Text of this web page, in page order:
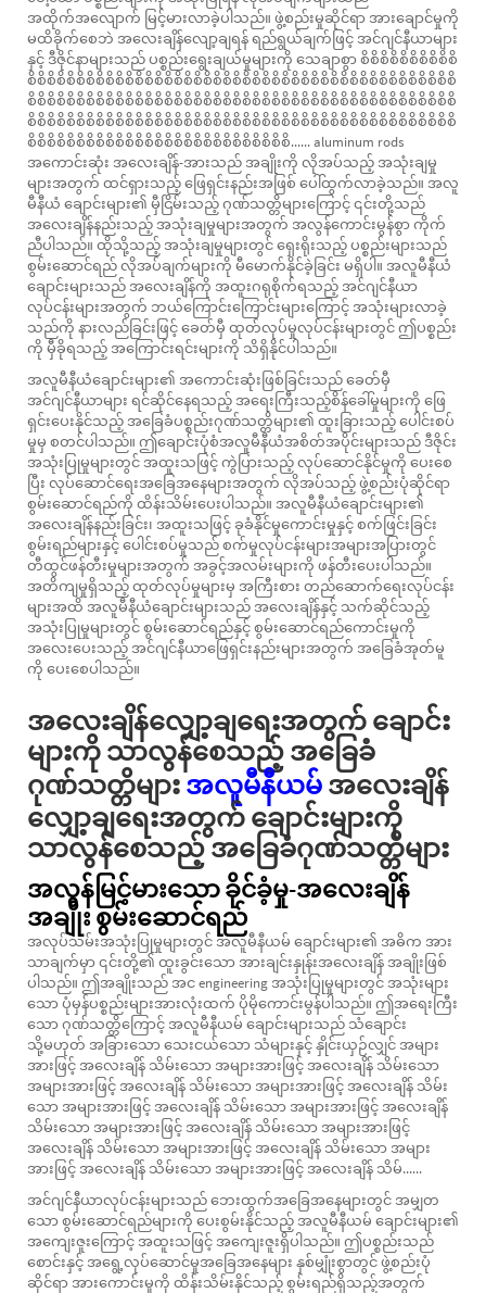
အထိုက်အလျောက် မြင့်မားလာခဲ့ပါသည်။ ဖွဲ့စည်းမှုဆိုင်ရာ အားချောင်မှုကို
မထိခိုက်စေဘဲ အလေးချိန်လျော့ချရန် ရည်ရွယ်ချက်ဖြင့် အင်ဂျင်နီယာများ
နှင့် ဒီဇိုင်နာများသည် ပစ္စည်းရွေးချယ်မှုများကို သေချာစွာ စိစိစိစိစိစိစိစိစိစိ
စိစိစိစိစိစိစိစိစိစိစိစိစိစိစိစိစိစိစိစိစိစိစိစိစိစိစိစိစိစိစိစိစိစိစိစိစိစိစိစိစိစိစိစိ
စိစိစိစိစိစိစိစိစိစိစိစိစိစိစိစိစိစိစိစိစိစိစိစိစိစိစိစိစိစိစိစိစိစိစိစိစိစိစိစိစိစိစိစိ
စိစိစိစိစိစိစိစိစိစိစိစိစိစိစိစိစိစိစိစိစိစိစိစိစိစိစိစိစိစိစိစိစိစိစိစိစိစိစိစိစိစိစိစိ
စိစိစိစိစိစိစိစိစိစိစိစိစိစိစိစိစိစိစိစိစိစိစိစိစိစိစိ......aluminum rods
အကောင်းဆုံး အလေးချိန်-အားသည် အချိုးကို လိုအပ်သည့် အသုံးချမှု
များအတွက် ထင်ရှားသည့် ဖြေရှင်းနည်းအဖြစ် ပေါ်ထွက်လာခဲ့သည်။ အလူ
မီနီယံ ချောင်းများ၏ မှီငြိမ်းသည့် ဂုဏ်သတ္တိများကြောင့် ၎င်းတို့သည်
အလေးချိန်နည်းသည့် အသုံးချမှုများအတွက် အလွန်ကောင်းမွန်စွာ ကိုက်
ညီပါသည်။ ထိုသို့သည့် အသုံးချမှုများတွင် ရှေးရိုးသည့် ပစ္စည်းများသည်
စွမ်းဆောင်ရည် လိုအပ်ချက်များကို မီမောက်နိုင်ခဲ့ခြင်း မရှိပါ။ အလူမီနီယံ
ချောင်းများသည် အလေးချိန်ကို အထူးဂရုစိုက်ရသည့် အင်ဂျင်နီယာ
လုပ်ငန်းများအတွက် ဘယ်ကြောင်းကြောင်းများကြောင့် အသုံးများလာခဲ့
သည်ကို နားလည်ခြင်းဖြင့် ခေတ်မှီ ထုတ်လုပ်မှုလုပ်ငန်းများတွင် ဤပစ္စည်း
ကို မှီခိုရသည့် အကြောင်းရင်းများကို သိရှိနိုင်ပါသည်။
အလူမီနီယံချောင်းများ၏ အကောင်းဆုံးဖြစ်ခြင်းသည် ခေတ်မှီ
အင်ဂျင်နီယာများ ရင်ဆိုင်နေရသည့် အရေးကြီးသည့်စိန်ခေါ်မှုများကို ဖြေ
ရှင်းပေးနိုင်သည့် အခြေခံပစ္စည်းဂုဏ်သတ္တိများ၏ ထူးခြားသည့် ပေါင်းစပ်
မှုမှ စတင်ပါသည်။ ဤချောင်းပုံစံအလူမီနီယံအစိတ်အပိုင်းများသည် ဒီဇိုင်း
အသုံးပြုမှုများတွင် အထူးသဖြင့် ကွဲပြားသည့် လုပ်ဆောင်နိုင်မှုကို ပေးစေ
ပြီး လုပ်ဆောင်ရေးအခြေအနေများအတွက် လိုအပ်သည့် ဖွဲ့စည်းပုံဆိုင်ရာ
စွမ်းဆောင်ရည်ကို ထိန်းသိမ်းပေးပါသည်။ အလူမီနီယံချောင်းများ၏
အလေးချိန်နည်းခြင်း၊ အထူးသဖြင့် ခုခံနိုင်မှုကောင်းမှုနှင့် စက်ဖြင်းခြင်း
စွမ်းရည်များနှင့် ပေါင်းစပ်မှုသည် စက်မှုလုပ်ငန်းများအများအပြားတွင်
တီထွင်ဖန်တီးမှုများအတွက် အခွင့်အလမ်းများကို ဖန်တီးပေးပါသည်။
အတိကျမှုရှိသည့် ထုတ်လုပ်မှုများမှ အကြီးစား တည်ဆောက်ရေးလုပ်ငန်း
များအထိ အလူမီနီယံချောင်းများသည် အလေးချိန်နှင့် သက်ဆိုင်သည့်
အသုံးပြုမှုများတွင် စွမ်းဆောင်ရည်နှင့် စွမ်းဆောင်ရည်ကောင်းမှုကို
အလေးပေးသည့် အင်ဂျင်နီယာဖြေရှင်းနည်းများအတွက် အခြေခံအုတ်မူ
ကို ပေးစေပါသည်။
အလေးချိန်လျှော့ချရေးအတွက် ချောင်း
များကို သာလွန်စေသည့် အခြေခံ
ဂုဏ်သတ္တိများအလူမီနီယမ်အလေးချိန်
လျှော့ချရေးအတွက် ချောင်းများကို
သာလွန်စေသည့် အခြေခံဂုဏ်သတ္တိများ
အလွန်မြင့်မားသော ခိုင်ခံ့မှု-အလေးချိန်
အချိုး စွမ်းဆောင်ရည်
အလုပ်သမ်းအသုံးပြုမှုများတွင် အလူမီနီယမ် ချောင်းများ၏ အဓိက အား
သာချက်မှာ ၎င်းတို့၏ ထူးခွင်းသော အားချင်းနှုန်းအလေးချိန် အချိုးဖြစ်
ပါသည်။ ဤအချိုးသည် အင engineering အသုံးပြုမှုများတွင် အသုံးများ
သော ပုံမှန်ပစ္စည်းများအားလုံးထက် ပိုမိုကောင်းမွန်ပါသည်။ ဤအရေးကြီး
သော ဂုဏ်သတ္တိကြောင့် အလူမီနီယမ် ချောင်းများသည် သံချောင်း
သို့မဟုတ် အခြားသော သေးငယ်သော သံများနှင့် နှိုင်းယှဉ်လျှင် အများ
အားဖြင့် အလေးချိန် သိမ်းသော အများအားဖြင့် အလေးချိန် သိမ်းသော
အများအားဖြင့် အလေးချိန် သိမ်းသော အများအားဖြင့် အလေးချိန် သိမ်း
သော အများအားဖြင့် အလေးချိန် သိမ်းသော အများအားဖြင့် အလေးချိန်
သိမ်းသော အများအားဖြင့် အလေးချိန် သိမ်းသော အများအားဖြင့်
အလေးချိန် သိမ်းသော အများအားဖြင့် အလေးချိန် သိမ်းသော အများ
အားဖြင့် အလေးချိန် သိမ်းသော အများအားဖြင့် အလေးချိန် သိမ်......
အင်ဂျင်နီယာလုပ်ငန်းများသည် ဘေးထွက်အခြေအနေများတွင် အမျှတ
သော စွမ်းဆောင်ရည်များကို ပေးစွမ်းနိုင်သည့် အလူမီနီယမ် ချောင်းများ၏
အကျေးဇူးကြောင့် အထူးသဖြင့် အကျေးဇူးရှိပါသည်။ ဤပစ္စည်းသည်
စောင်းနှင့် အရွေ့လုပ်ဆောင်မှုအခြေအနေများ နှစ်မျှုံးစွာတွင် ဖွဲ့စည်းပုံ
ဆိုင်ရာ အားကောင်းမှုကို ထိန်းသိမ်းနိုင်သည့် စွမ်းရည်ရှိသည့်အတွက်